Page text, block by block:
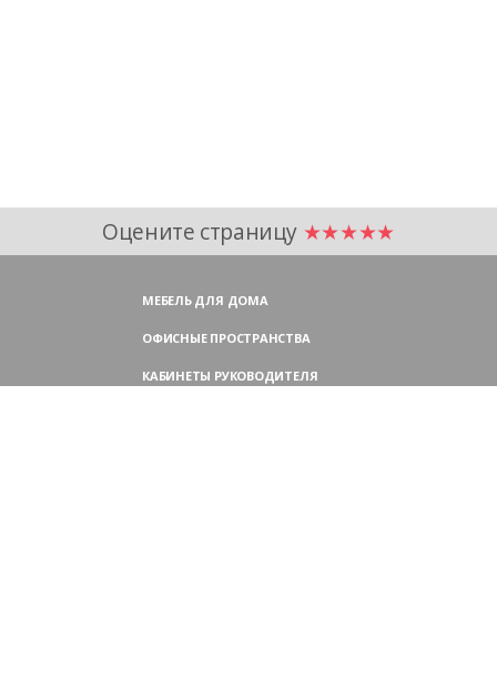
Оцените страницу ★★★★★
МЕБЕЛЬ ДЛЯ ДОМА
ОФИСНЫЕ ПРОСТРАНСТВА
КАБИНЕТЫ РУКОВОДИТЕЛЯ